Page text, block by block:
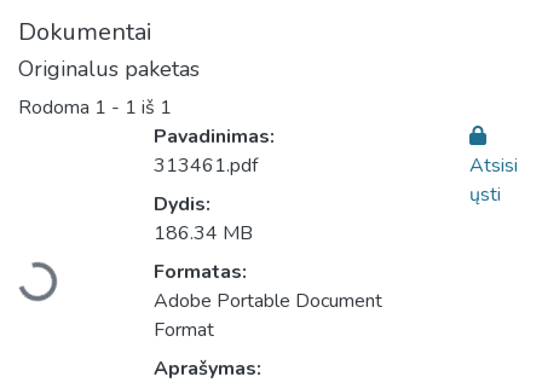
Dokumentai
Originalus paketas
Rodoma 1 - 1 iš 1
Įkeliama...
Pavadinimas:
313461.pdf
Dydis:
186.34 MB
Formatas:
Adobe Portable Document
Format
Aprašymas:
Atsisi
ųsti